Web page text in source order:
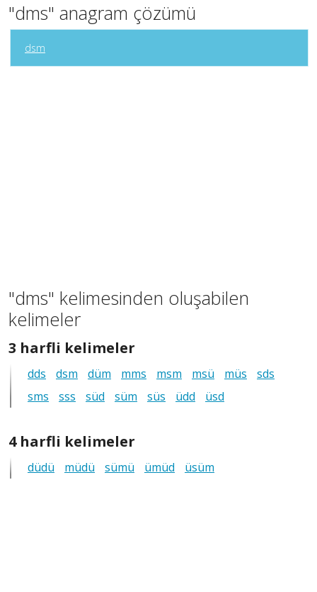
"dms" anagram çözümü
dsm
"dms" kelimesinden oluşabilen
kelimeler
3 harfli kelimeler
tüm
anagramlar
dds dsm düm mms msm msü müs
sds
sms
sss süd süm süs üdd üsd
4 harfli kelimeler
tüm
düdü müdü sümü ümüd üsüm